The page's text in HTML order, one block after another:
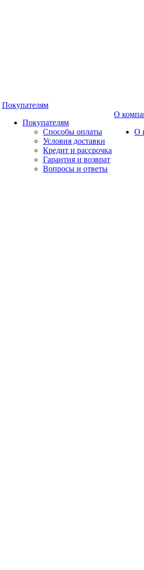
Покупателям
Покупателям
Способы оплаты
Условия доставки
Кредит и рассрочка
Гарантия и возврат
Вопросы и ответы
О
О